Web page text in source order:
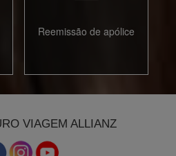
Reemissão de apólice
VIAGEM ALLIANZ